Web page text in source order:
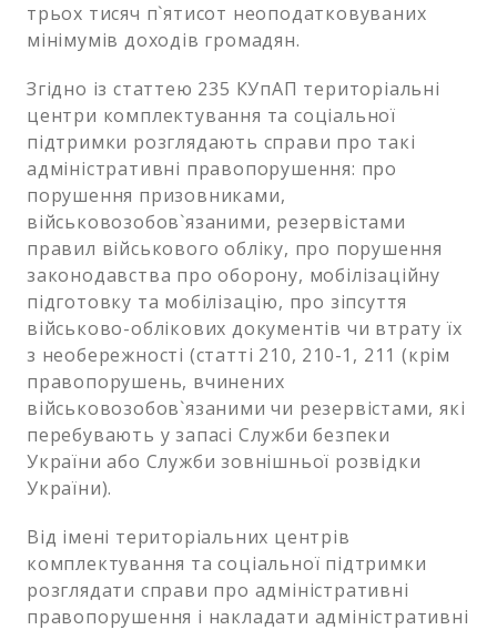
трьох тисяч п`ятисот неоподатковуваних
мінімумів доходів громадян.
Згідно із статтею 235 КУпАП територіальні
центри комплектування та соціальної
підтримки розглядають справи про такі
адміністративні правопорушення: про
порушення призовниками,
військовозобов`язаними, резервістами
правил військового обліку, про порушення
законодавства про оборону, мобілізаційну
підготовку та мобілізацію, про зіпсуття
військово-облікових документів чи втрату їх
з необережності (статті 210, 210-1, 211 (крім
правопорушень, вчинених
військовозобов`язаними чи резервістами, які
перебувають у запасі Служби безпеки
України або Служби зовнішньої розвідки
України).
Від імені територіальних центрів
комплектування та соціальної підтримки
розглядати справи про адміністративні
правопорушення і накладати адміністративні